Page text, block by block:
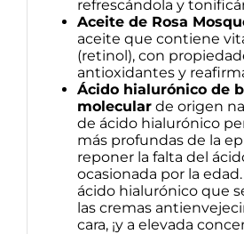
refrescándola y
Aceite de Rosa
aceite que contiene
(retinol), con
antioxidantes y
Ácido hialurónico de
molecularde origen
de ácido hialurónico
más profundas de la
reponer la falta del
ocasionada por la
ácido hialurónico que
las cremas
cara, ¡y a elevada